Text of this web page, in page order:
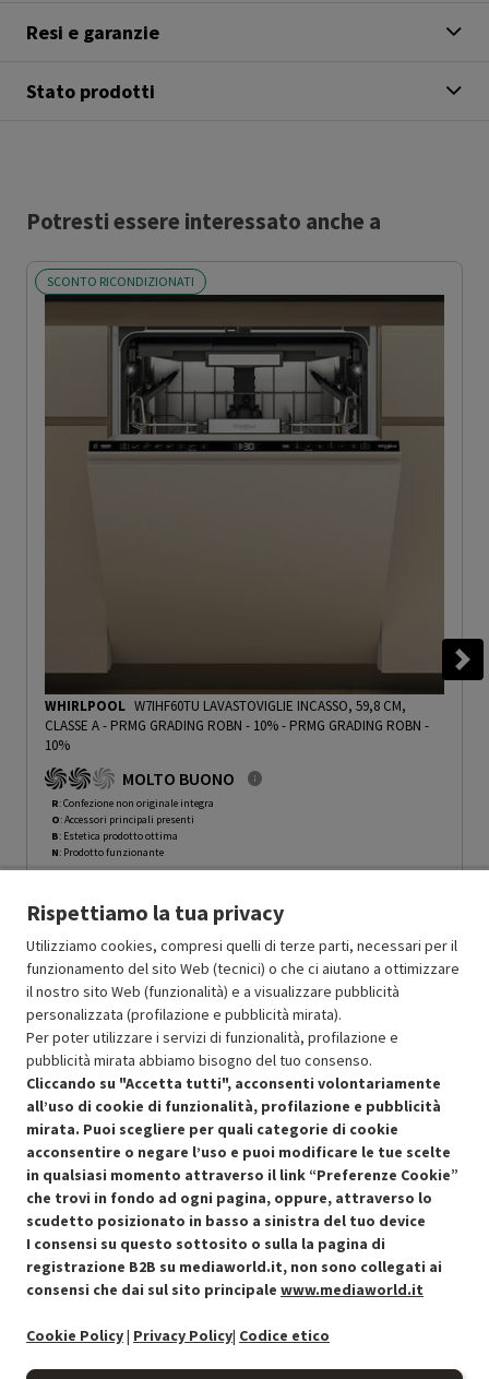
Resi e garanzie
Stato prodotti
Potresti essere interessato anche a
SCONTO RICONDIZIONATI
WHIRLPOOL W7IHF60TU LAVASTOVIGLIE INCASSO, 59,8 CM,
CLASSE A - PRMG GRADING ROBN - 10%- PRMG GRADING ROBN -
10%
MOLTO BUONO
R: Confezione non originale integra
O: Accessori principali presenti
B: Estetica prodotto ottima
N: Prodotto funzionante
Ricondizionato Prezzo ridotto da
809.99a-50%
In Promozione 404.99
Aggiungi al carrello
SCONTO RICONDIZIONATI
Approfitta dello sconto del 50% sul prodotto ricondizionato.
Condizioni generali di vendita Recedere dal contratto qui
Rispettiamo la tua privacy
Utilizziamo cookies, compresi quelli di terze parti, necessari per il
funzionamento del sito Web (tecnici) o che ci aiutano a ottimizzare
il nostro sito Web (funzionalità) e a visualizzare pubblicità
personalizzata (profilazione e pubblicità mirata).
Per poter utilizzare i servizi di funzionalità, profilazione e
pubblicità mirata abbiamo bisogno del tuo consenso.
Cliccando su "Accetta tutti", acconsenti volontariamente
all’uso di cookie di funzionalità, profilazione e pubblicità
mirata. Puoi scegliere per quali categorie di cookie
acconsentire o negare l’uso e puoi modificare le tue scelte
in qualsiasi momento attraverso il link “Preferenze Cookie”
che trovi in fondo ad ogni pagina, oppure, attraverso lo
scudetto posizionato in basso a sinistra del tuo device
I consensi su questo sottosito o sulla la pagina di
registrazione B2B su mediaworld.it, non sono collegati ai
consensi che dai sul sito principale www.mediaworld.it
Cookie Policy| Privacy Policy| Codice etico